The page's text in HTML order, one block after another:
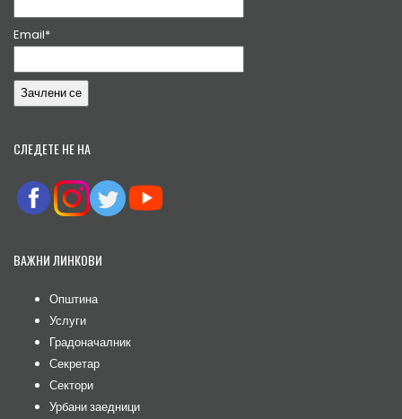
Email*
СЛЕДЕТЕ НЕ НА
ВАЖНИ ЛИНКОВИ
Општина
Услуги
Градоначалник
Секретар
Сектори
Урбани заедници